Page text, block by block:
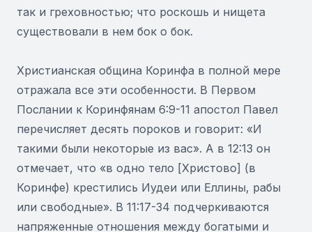
так и греховностью; что роскошь и нищета
существовали в нем бок о бок.
Христианская община Коринфа в полной мере
отражала все эти особенности. В Первом
Послании к Коринфянам 6:9-11 апостол Павел
перечисляет десять пороков и говорит: «И
такими были некоторые из вас». А в 12:13 он
отмечает, что «в одно тело [Христово] (в
Коринфе) крестились Иудеи или Еллины, рабы
или свободные». В 11:17-34 подчеркиваются
напряженные отношения между богатыми и